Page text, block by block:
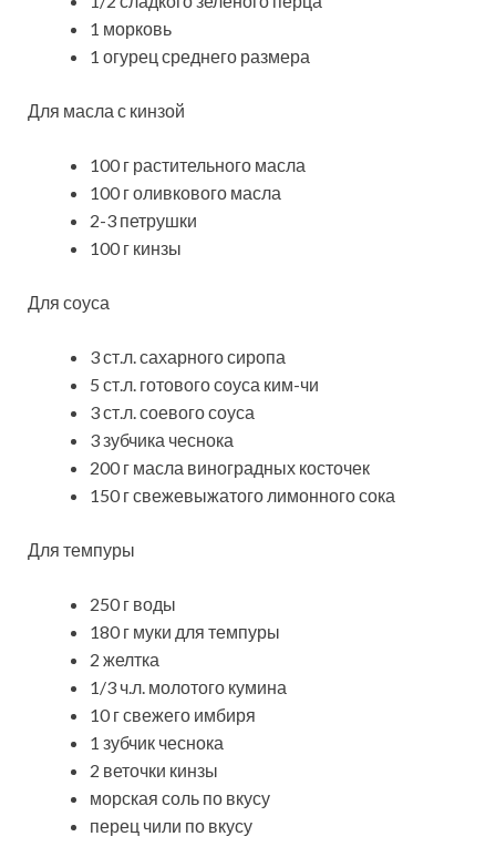
1 морковь
1 огурец среднего размера
Для масла с кинзой
100 г растительного масла
100 г оливкового масла
2-3 петрушки
100 г кинзы
Для соуса
3 ст.л. сахарного сиропа
5 ст.л. готового соуса ким-чи
3 ст.л. соевого соуса
3 зубчика чеснока
200 г масла виноградных косточек
150 г свежевыжатого лимонного сока
Для темпуры
250 г воды
180 г муки для темпуры
2 желтка
1/3 ч.л. молотого кумина
10 г свежего имбиря
1 зубчик чеснока
2 веточки кинзы
морская соль по вкусу
перец чили по вкусу